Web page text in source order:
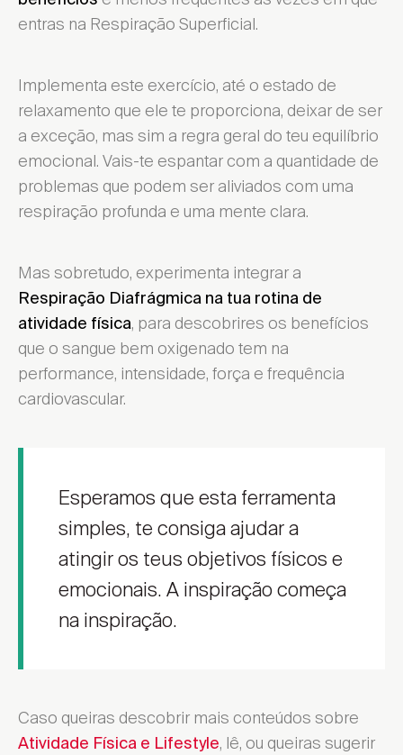
entras na Respiração Superficial.
Implementa este exercício, até o estado de
relaxamento que ele te proporciona, deixar de ser
a exceção, mas sim a regra geral do teu equilíbrio
emocional. Vais-te espantar com a quantidade de
problemas que podem ser aliviados com uma
respiração profunda e uma mente clara.
Mas sobretudo, experimenta integrar a
Respiração Diafrágmica na tua rotina de
atividade física, para descobrires os benefícios
que o sangue bem oxigenado tem na
performance, intensidade, força e frequência
cardiovascular.
Esperamos que esta ferramenta
simples, te consiga ajudar a
atingir os teus objetivos físicos e
emocionais. A inspiração começa
na inspiração.
Caso queiras descobrir mais conteúdos sobre
Atividade Física e Lifestyle, lê, ou queiras sugerir